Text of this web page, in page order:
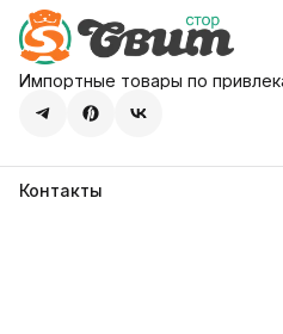
Импортные товары по
Контакты